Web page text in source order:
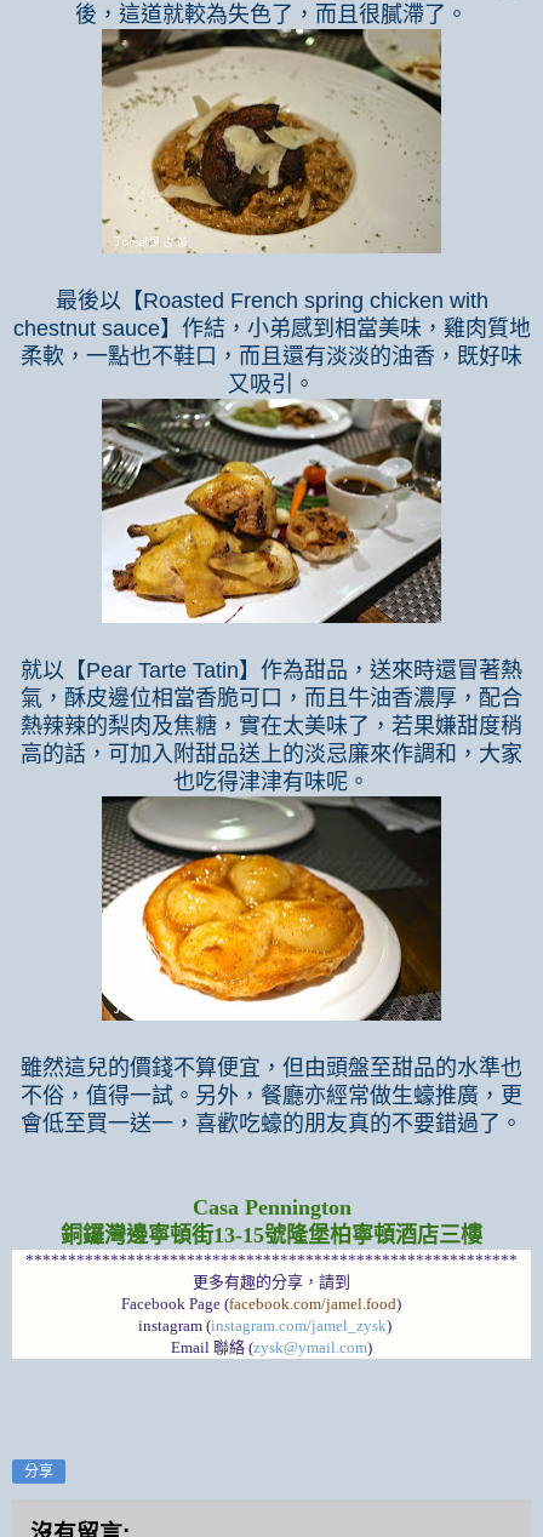
後，這道就較為失色了，而且很膩滯了。
最後以【Roasted French spring chicken with
chestnut sauce】作結，小弟感到相當美味，雞肉質地
柔軟，一點也不鞋口，而且還有淡淡的油香，既好味
又吸引。
就以【Pear Tarte Tatin】作為甜品，送來時還冒著熱
氣，酥皮邊位相當香脆可口，而且牛油香濃厚，配合
熱辣辣的梨肉及焦糖，實在太美味了，若果嫌甜度稍
高的話，可加入附甜品送上的淡忌廉來作調和，大家
也吃得津津有味呢。
雖然這兒的價錢不算便宜，但由頭盤至甜品的水準也
不俗，值得一試。另外，餐廳亦經常做生蠔推廣，更
會低至買一送一，喜歡吃蠔的朋友真的不要錯過了。
Casa Pennington
銅鑼灣邊寧頓街13-15號隆堡柏寧頓酒店三樓
**********************************************************
更多有趣的分享，請到
Facebook Page (facebook.com/jamel.food)
instagram (instagram.com/jamel_zysk)
Email 聯絡 (zysk@ymail.com)
分享